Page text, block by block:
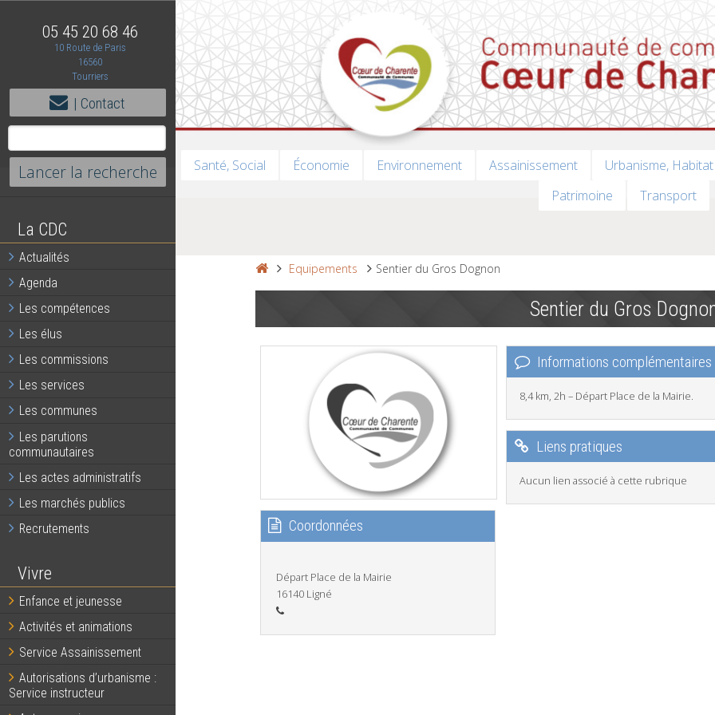
05 45 20 68 46
10 Route de Paris
16560
Tourriers
| Contact
La CDC
Actualités
Agenda
Les compétences
Les élus
Les commissions
Les services
Les communes
Les parutions
communautaires
Les actes administratifs
Les marchés publics
Recrutements
Vivre
Enfance et jeunesse
Activités et animations
Service Assainissement
Autorisations d’urbanisme :
Service instructeur
Santé, Social Économie Environnement Assainissement Urbanisme, Habitat
Patrimoine
Transport
Equipements Sentier du Gros Dognon
Sentier du Gros
Coordonnées
Départ Place de la Mairie
16140 Ligné
Informations complémentaires
8,4 km, 2h – Départ Place de la Mairie.
Liens pratiques
Aucun lien associé à cette rubrique